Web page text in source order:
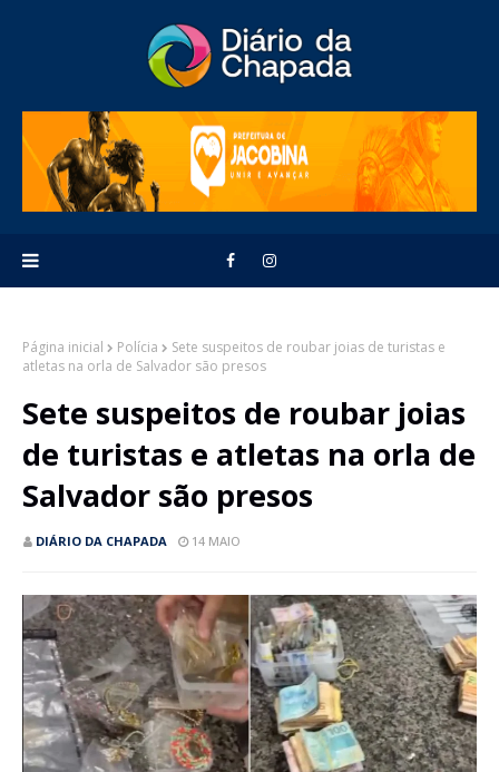
Página inicial Polícia
Sete suspeitos de roubar joias de turistas e
atletas na orla de Salvador são presos
Sete suspeitos de roubar joias
de turistas e atletas na orla de
Salvador são presos
DIÁRIO DA CHAPADA 14 MAIO